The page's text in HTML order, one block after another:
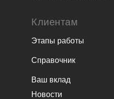
Этапы работы
Ваш вклад
Справочник
Новости
Клиентам